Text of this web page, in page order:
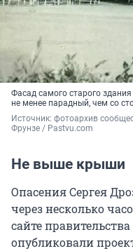
Фасад самого старого
не менее парадный, чем со
Источник: фотоархив
Фрунзе / Pastvu.com
Не выше крыши
Опасения Сергея
через несколько
сайте
опубликовали